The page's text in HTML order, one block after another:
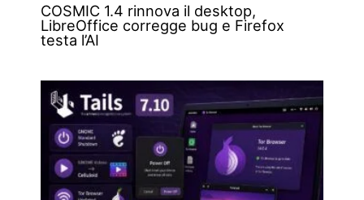
COSMIC 1.4 rinnova il desktop,
LibreOffice corregge bug e Firefox
testa l’AI